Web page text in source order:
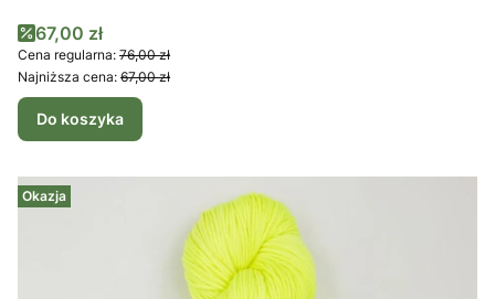
Cena promocyjna
67,00 zł
Cena regularna: 76,00 zł
Najniższa cena: 67,00 zł
Do koszyka
Okazja